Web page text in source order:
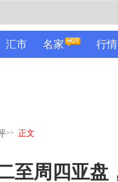
汇市 名家 行情
>> 正文
至周四亚